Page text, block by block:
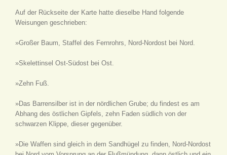
Auf der Rückseite der Karte hatte dieselbe Hand folgende
Weisungen geschrieben:
»Großer Baum, Staffel des Fernrohrs, Nord-Nordost bei Nord.
»Skelettinsel Ost-Südost bei Ost.
»Zehn Fuß.
»Das Barrensilber ist in der nördlichen Grube; du findest es am
Abhang des östlichen Gipfels, zehn Faden südlich von der
schwarzen Klippe, dieser gegenüber.
»Die Waffen sind gleich in dem Sandhügel zu finden, Nord-Nordost